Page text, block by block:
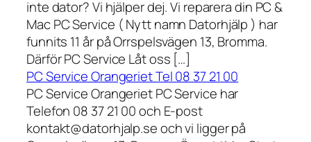
inte dator? Vi hjälper dej. Vi reparera din PC &
Mac PC Service ( Nytt namn Datorhjälp ) har
funnits 11 år på Orrspelsvägen 13, Bromma.
Därför PC Service Låt oss […]
PC Service Orangeriet Tel 08 37 21 00
PC Service Orangeriet PC Service har
Telefon 08 37 21 00 och E-post
kontakt@datorhjalp.se och vi ligger på